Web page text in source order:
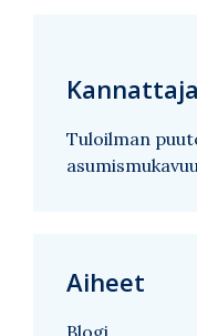
Tuloilman
Aiheet